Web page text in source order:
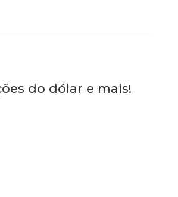
do dólar e mais!